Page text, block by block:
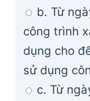
b. Từ
công trình
dụng cho
sử dụng
c. Từ